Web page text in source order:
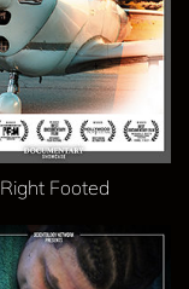
Right Footed